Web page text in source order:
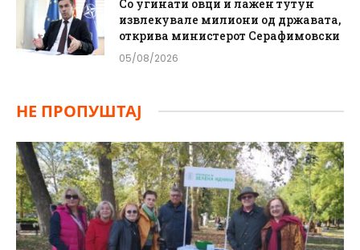
Со угинати овци и лажен тутун
извлекувале милиони од државата,
открива министерот Серафимовски
05/08/2026
НЕ ПРОПУШТАЈ